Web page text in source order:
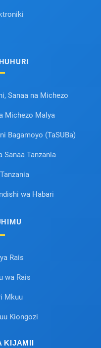
Sanaa na Michezo
Michezo Malya
Bagamoyo (TaSUBa)
Sanaa Tanzania
wa Habari
Rais
wa Rais
Mkuu
Kiongozi
KIJAMII